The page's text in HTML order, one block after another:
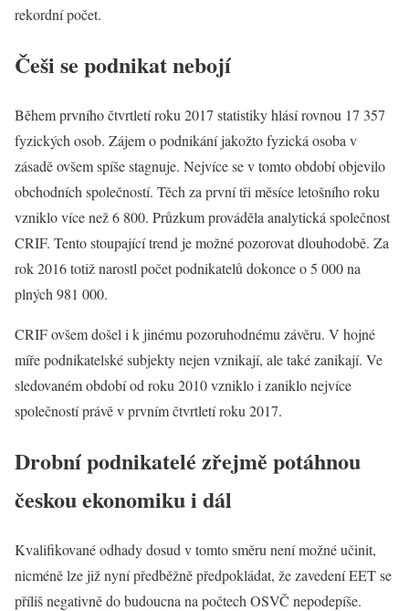
rekordní počet.
Češi se podnikat nebojí
Během prvního čtvrtletí roku 2017 statistiky hlásí rovnou 17 357
fyzických osob. Zájem opodnikáníjakožto fyzická osoba v
zásadě ovšem spíše stagnuje. Nejvíce se v tomto období objevilo
obchodních společností. Těch za první tři měsíce letošního roku
vzniklo více než 6 800. Průzkum prováděla analytická společnost
CRIF. Tento stoupající trend je možné pozorovat dlouhodobě. Za
rok 2016 totiž narostl počet podnikatelů dokonce o 5 000 na
plných 981 000.
CRIF ovšem došel i k jinému pozoruhodnému závěru. V hojné
míře podnikatelské subjekty nejen vznikají, ale také zanikají. Ve
sledovaném období od roku 2010 vzniklo i zaniklo nejvíce
společností právě v prvním čtvrtletí roku 2017.
Drobní podnikatelé zřejmě potáhnou
českou ekonomiku i dál
Kvalifikované odhady dosud v tomto směru není možné učinit,
nicméně lze již nyní předběžně předpokládat, že zavedení EET se
příliš negativně do budoucna na počtech OSVČ nepodepíše.